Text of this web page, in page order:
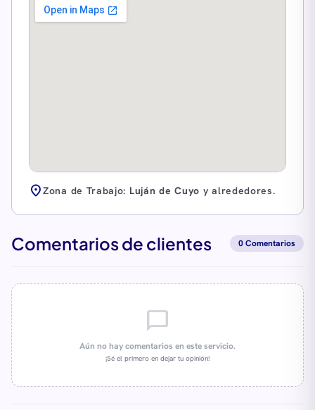
location_onZona de Trabajo: Luján de Cuyo y alrededores.
Comentarios de clientes 0 Comentarios
chat_bubble_outline
Aún no hay comentarios en este servicio.
¡Sé el primero en dejar tu opinión!